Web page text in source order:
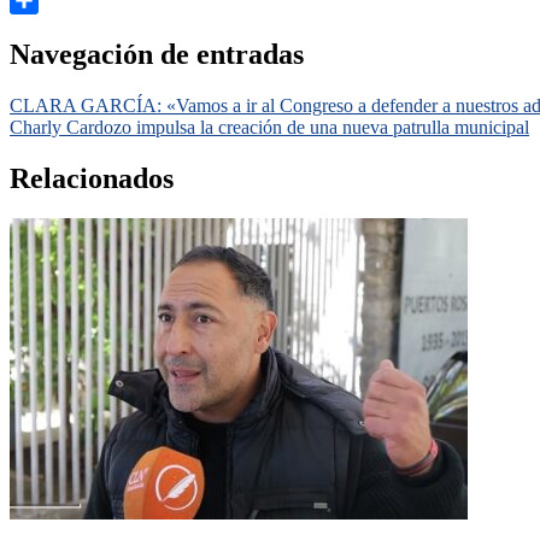
Navegación de entradas
CLARA GARCÍA: «Vamos a ir al Congreso a defender a nuestros
Charly Cardozo impulsa la creación de una nueva patrulla municipal
Relacionados